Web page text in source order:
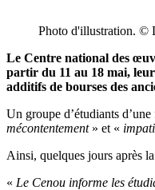
Photo d'illustration. ©
Le Centre national des
partir du 11 au 18 mai,
additifs de bourses des
Un groupe d’étudiants
mécontentement» et «
Ainsi, quelques jours après
« Le Cenou informe les